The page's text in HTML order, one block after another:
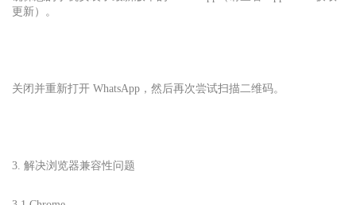
更新）。
关闭并重新打开 WhatsApp，然后再次尝试扫描二维码。
3. 解决浏览器兼容性问题